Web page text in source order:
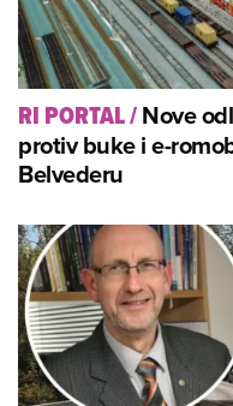
RI PORTAL/Nove
protiv buke i e-
Belvederu